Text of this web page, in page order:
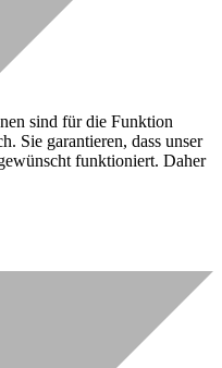
sind für die Funktion
Sie garantieren, dass unser
funktioniert. Daher